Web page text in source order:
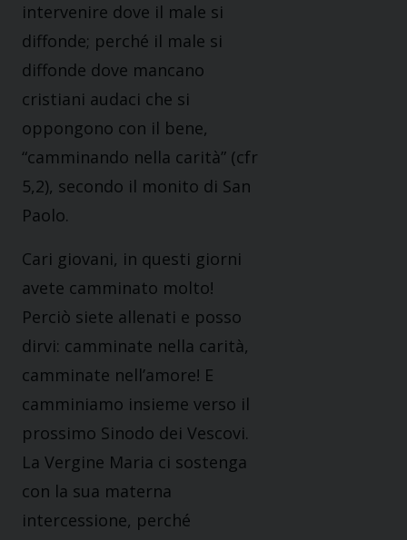
intervenire dove il male si
diffonde; perché il male si
diffonde dove mancano
cristiani audaci che si
oppongono con il bene,
“camminando nella carità” (cfr
5,2), secondo il monito di San
Paolo.
Cari giovani, in questi giorni
avete camminato molto!
Perciò siete allenati e posso
dirvi: camminate nella carità,
camminate nell’amore! E
camminiamo insieme verso il
prossimo Sinodo dei Vescovi.
La Vergine Maria ci sostenga
con la sua materna
intercessione, perché